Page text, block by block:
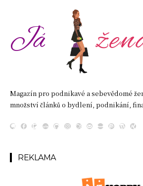
Já
Magazín pro podnikavé a sebevědomé
množství článků o bydlení, podnikání,
REKLAMA